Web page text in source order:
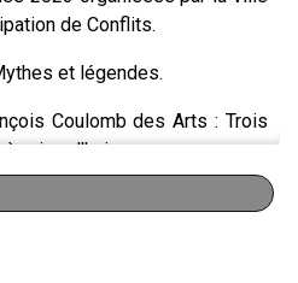
de Conflits.
et légendes.
Coulomb des Arts : Trois
aujourd'hui.